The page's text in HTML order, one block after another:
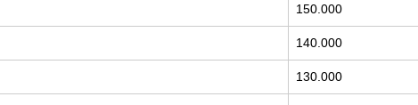
150.000
140.000
130.000